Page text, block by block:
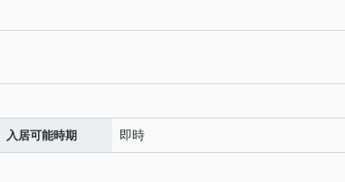
入居可能時期 即時